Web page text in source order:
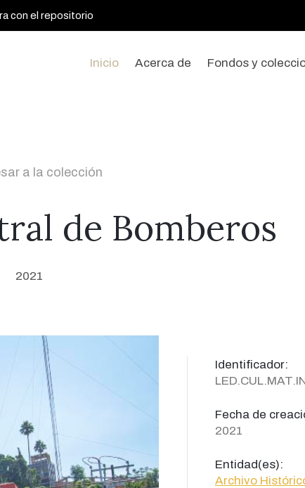
con el repositorio
Inicio Acerca de Fondos y
a la colección
de Bomberos
2021
Identificador:
Fecha de
2021
Entidad(es):
Archivo